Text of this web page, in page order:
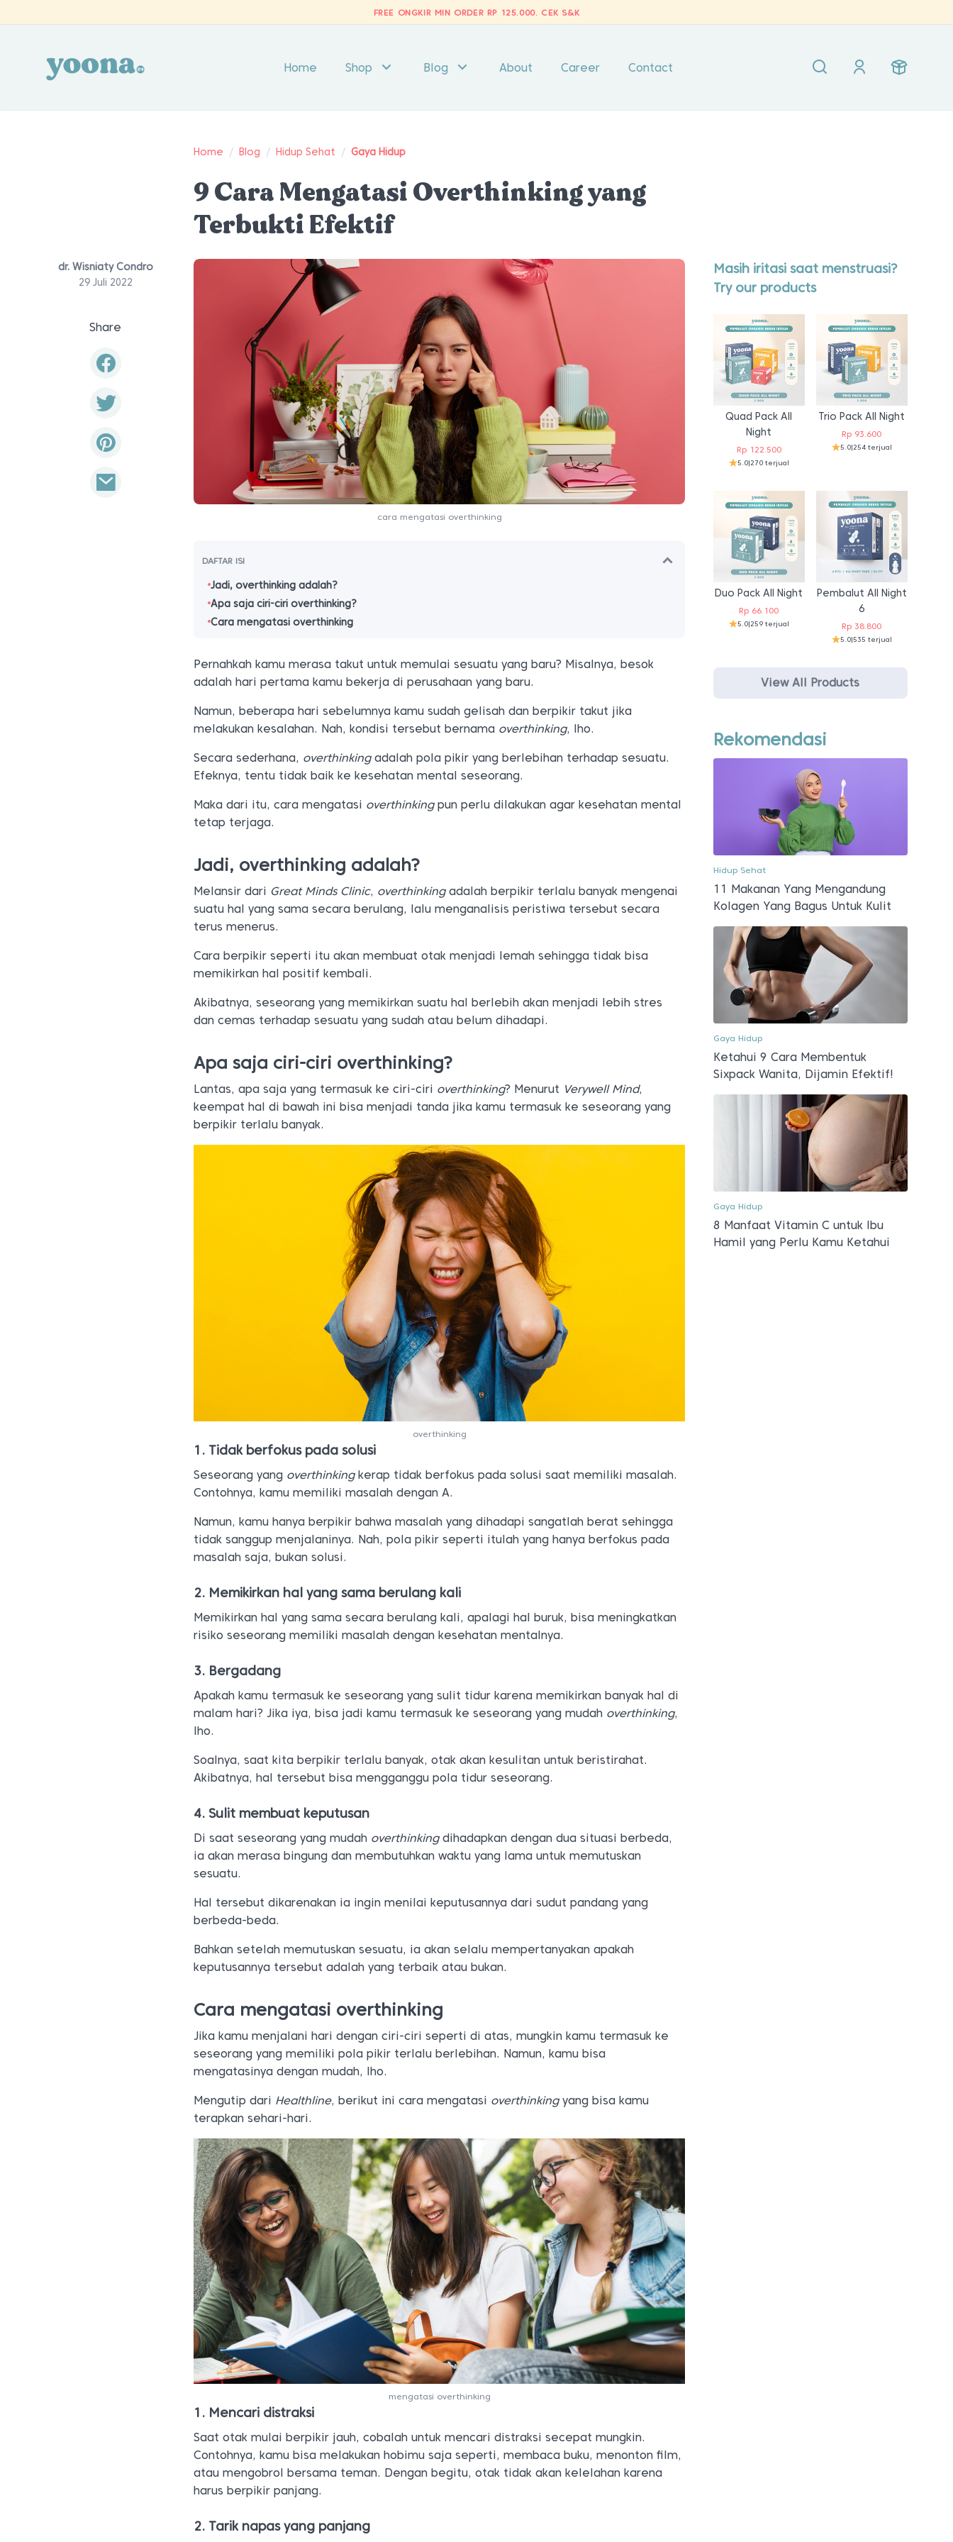
FREE ONGKIR MIN ORDER RP 125.000. CEK S&K
Home Shop Blog About Career Contact
Home / Blog / Hidup Sehat / Gaya Hidup
9 Cara Mengatasi Overthinking yang
Terbukti Efektif
dr. Wisniaty Condro
29 Juli 2022
Share
cara mengatasi overthinking
DAFTAR ISI
Jadi, overthinking adalah?
Apa saja ciri-ciri overthinking?
Cara mengatasi overthinking
Pernahkah kamu merasa takut untuk memulai sesuatu yang baru? Misalnya, besok
adalah hari pertama kamu bekerja di perusahaan yang baru.
Namun, beberapa hari sebelumnya kamu sudah gelisah dan berpikir takut jika
melakukan kesalahan. Nah, kondisi tersebut bernama overthinking, lho.
Secara sederhana, overthinkingadalah pola pikir yang berlebihan terhadap sesuatu.
Efeknya, tentu tidak baik ke kesehatan mental seseorang.
Maka dari itu, cara mengatasi overthinkingpun perlu dilakukan agar kesehatan mental
tetap terjaga.
Jadi, overthinking adalah?
Melansir dari Great Minds Clinic, overthinkingadalah berpikir terlalu banyak mengenai
suatu hal yang sama secara berulang, lalu menganalisis peristiwa tersebut secara
terus menerus.
Cara berpikir seperti itu akan membuat otak menjadi lemah sehingga tidak bisa
memikirkan hal positif kembali.
Akibatnya, seseorang yang memikirkan suatu hal berlebih akan menjadi lebih stres
dan cemas terhadap sesuatu yang sudah atau belum dihadapi.
Apa saja ciri-ciri overthinking?
Lantas, apa saja yang termasuk ke ciri-ciri overthinking? Menurut Verywell Mind,
keempat hal di bawah ini bisa menjadi tanda jika kamu termasuk ke seseorang yang
berpikir terlalu banyak.
overthinking
1. Tidak berfokus pada solusi
Seseorang yang overthinkingkerap tidak berfokus pada solusi saat memiliki masalah.
Contohnya, kamu memiliki masalah dengan A.
Namun, kamu hanya berpikir bahwa masalah yang dihadapi sangatlah berat sehingga
tidak sanggup menjalaninya. Nah, pola pikir seperti itulah yang hanya berfokus pada
masalah saja, bukan solusi.
2. Memikirkan hal yang sama berulang kali
Memikirkan hal yang sama secara berulang kali, apalagi hal buruk, bisa meningkatkan
risiko seseorang memiliki masalah dengan kesehatan mentalnya.
3. Bergadang
Apakah kamu termasuk ke seseorang yang sulit tidur karena memikirkan banyak hal di
malam hari? Jika iya, bisa jadi kamu termasuk ke seseorang yang mudah overthinking,
lho.
Soalnya, saat kita berpikir terlalu banyak, otak akan kesulitan untuk beristirahat.
Akibatnya, hal tersebut bisa mengganggu pola tidur seseorang.
4. Sulit membuat keputusan
Di saat seseorang yang mudah overthinkingdihadapkan dengan dua situasi berbeda,
ia akan merasa bingung dan membutuhkan waktu yang lama untuk memutuskan
sesuatu.
Hal tersebut dikarenakan ia ingin menilai keputusannya dari sudut pandang yang
berbeda-beda.
Bahkan setelah memutuskan sesuatu, ia akan selalu mempertanyakan apakah
keputusannya tersebut adalah yang terbaik atau bukan.
Cara mengatasi overthinking
Jika kamu menjalani hari dengan ciri-ciri seperti di atas, mungkin kamu termasuk ke
seseorang yang memiliki pola pikir terlalu berlebihan. Namun, kamu bisa
mengatasinya dengan mudah, lho.
Mengutip dari Healthline, berikut ini cara mengatasi overthinkingyang bisa kamu
terapkan sehari-hari.
mengatasi overthinking
1. Mencari distraksi
Saat otak mulai berpikir jauh, cobalah untuk mencari distraksi secepat mungkin.
Contohnya, kamu bisa melakukan hobimu saja seperti, membaca buku, menonton film,
atau mengobrol bersama teman. Dengan begitu, otak tidak akan kelelahan karena
harus berpikir panjang.
2. Tarik napas yang panjang
Masih iritasi saat menstruasi?
Try our products
Quad Pack All
Night
Rp122.500
5.0|270 terjual
Trio Pack All Night
Rp 93.600
5.0|254 terjual
Duo Pack All Night
Rp 66.100
5.0|259 terjual
Pembalut All Night
6
Rp 38.800
5.0|535 terjual
View All Products
Rekomendasi
Hidup Sehat
11 Makanan Yang Mengandung
Kolagen Yang Bagus Untuk Kulit
Gaya Hidup
Ketahui 9 Cara Membentuk
Sixpack Wanita, Dijamin Efektif!
Gaya Hidup
8 Manfaat Vitamin C untuk Ibu
Hamil yang Perlu Kamu Ketahui